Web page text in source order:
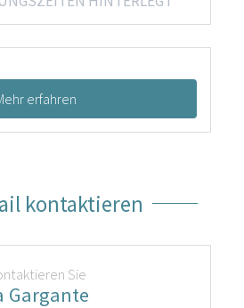
erfahren
kontaktieren
Sie
Gargante